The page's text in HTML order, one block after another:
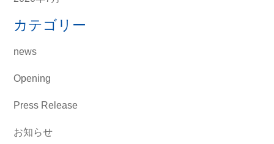
カテゴリー
news
Opening
Press Release
お知らせ